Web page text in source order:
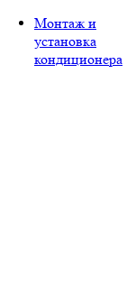
Монтаж и
установка
кондиционера